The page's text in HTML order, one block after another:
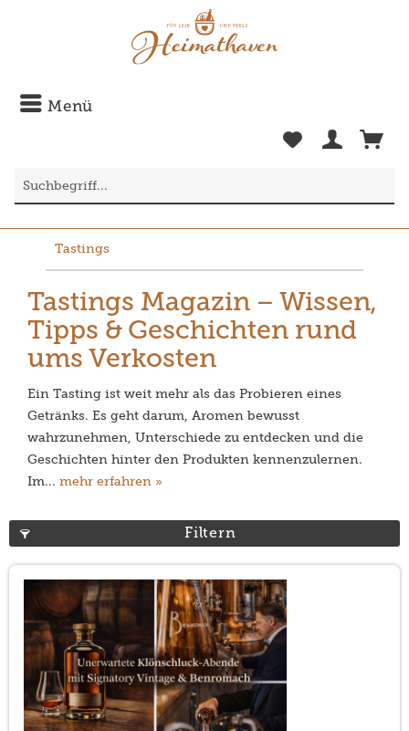
Menü
Tastings
Tastings Magazin – Wissen,
Tipps & Geschichten rund
ums Verkosten
Ein Tasting ist weit mehr als das Probieren eines
Getränks. Es geht darum, Aromen bewusst
wahrzunehmen, Unterschiede zu entdecken und die
Geschichten hinter den Produkten kennenzulernen.
Im... mehr erfahren »
Filtern